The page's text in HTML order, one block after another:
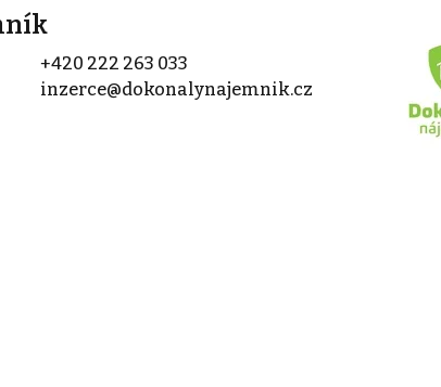
+420 222 263 033
inzerce@dokonalynajemnik.cz